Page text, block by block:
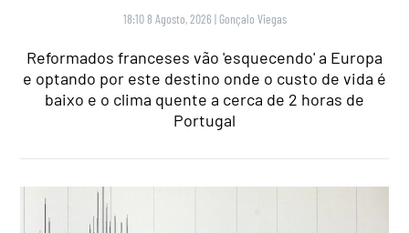
18:10 8 Agosto, 2026 | Gonçalo Viegas
Reformados franceses vão 'esquecendo' a Europa
e optando por este destino onde o custo de vida é
baixo e o clima quente a cerca de 2 horas de
Portugal